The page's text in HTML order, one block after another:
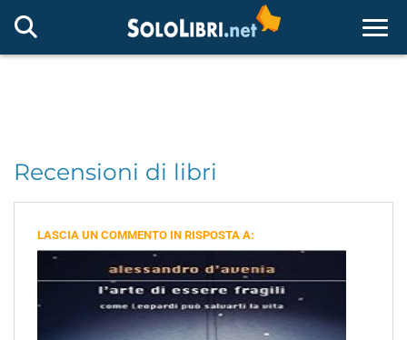
Recensioni di libri
LASCIA UN COMMENTO IN RISPOSTA A: